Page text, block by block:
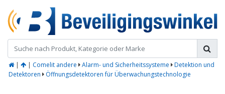
| | Comelit andere Alarm- und Sicherheitssysteme
Detektion und
Detektoren
Öffnungsdetektoren für Überwachungstechnologie